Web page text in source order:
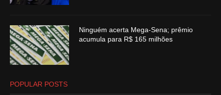
Ninguém acerta Mega-Sena; prêmio
acumula para R$ 165 milhões
POPULAR POSTS